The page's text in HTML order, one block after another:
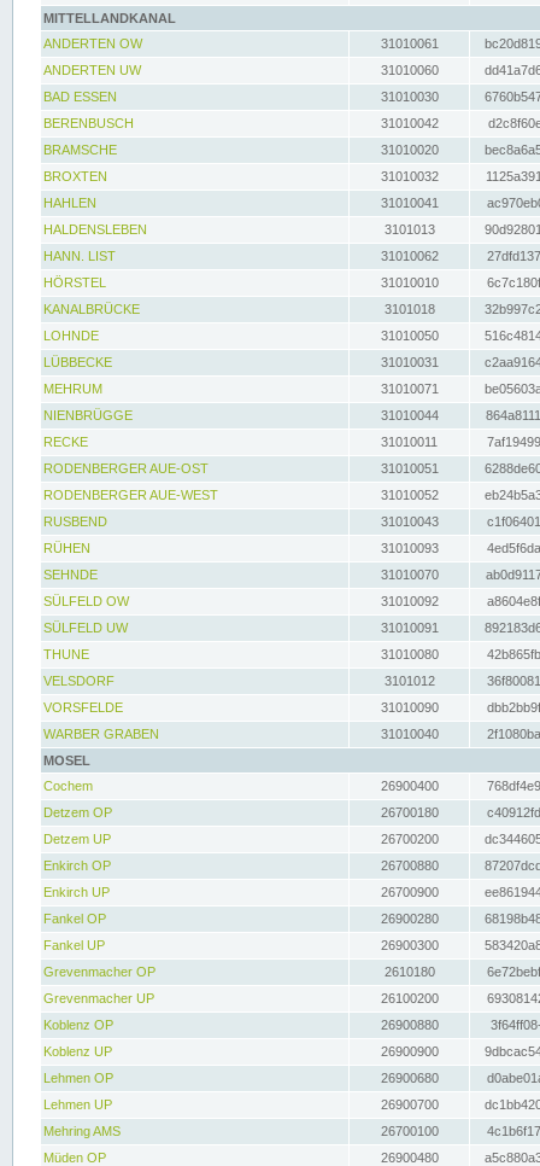
MITTELLANDKANAL
ANDERTEN OW
31010061
ANDERTEN UW
31010060
BAD ESSEN
31010030
BERENBUSCH
31010042
BRAMSCHE
31010020
BROXTEN
31010032
HAHLEN
31010041
HALDENSLEBEN
3101013
HANN. LIST
31010062
HÖRSTEL
31010010
KANALBRÜCKE
3101018
LOHNDE
31010050
LÜBBECKE
31010031
MEHRUM
31010071
NIENBRÜGGE
31010044
RECKE
31010011
RODENBERGER AUE-OST
31010051
RODENBERGER AUE-WEST
31010052
RUSBEND
31010043
RÜHEN
31010093
SEHNDE
31010070
SÜLFELD OW
31010092
SÜLFELD UW
31010091
THUNE
31010080
VELSDORF
3101012
VORSFELDE
31010090
WARBER GRABEN
31010040
MOSEL
Cochem
26900400
Detzem OP
26700180
Detzem UP
26700200
Enkirch OP
26700880
Enkirch UP
26700900
Fankel OP
26900280
Fankel UP
26900300
Grevenmacher OP
2610180
Grevenmacher UP
26100200
Koblenz OP
26900880
Koblenz UP
26900900
Lehmen OP
26900680
Lehmen UP
26900700
Mehring AMS
26700100
Müden OP
26900480